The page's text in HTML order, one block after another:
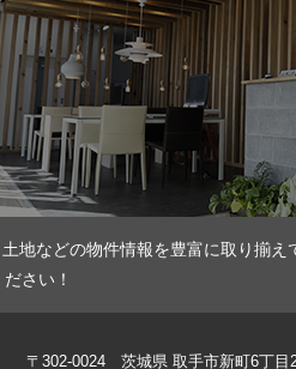
地などの物件情報を豊富に取り揃
さい！
〒302-0024 茨城県 取手市新町6丁目